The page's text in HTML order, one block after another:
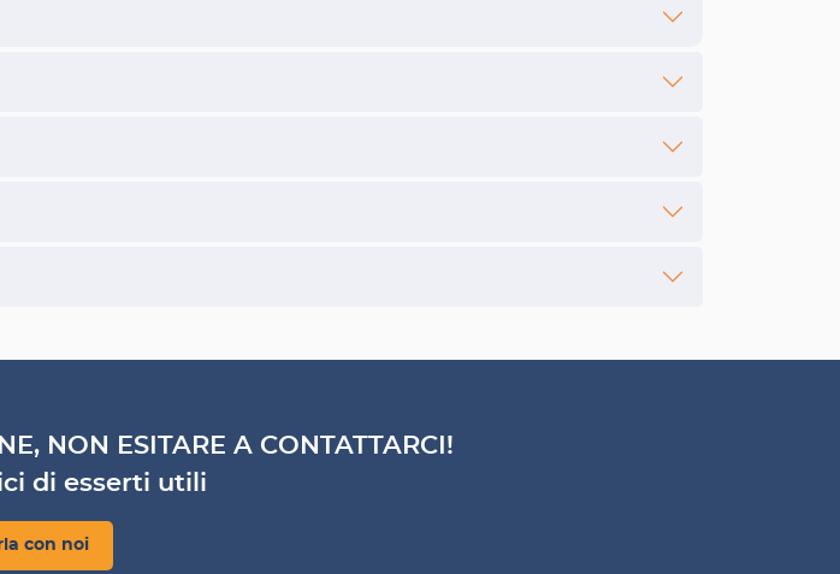
NON ESITARE A CONTATTARCI!
di esserti utili
con noi